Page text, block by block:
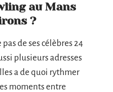
au Mans
?
de ses célèbres 24
plusieurs adresses
a de quoi rythmer
moments entre